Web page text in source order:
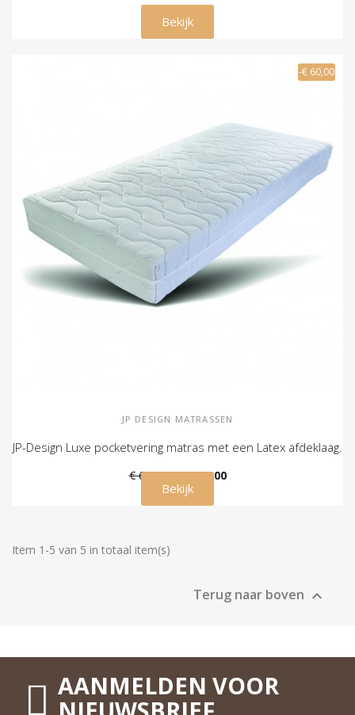
€ 445,00
Bekijk
-€ 60,00
JP DESIGN MATRASSEN
JP-Design Luxe pocketvering matras met een Latex afdeklaag.
€ 619,00 € 559,00
Bekijk
Item 1-5 van 5 in totaal item(s)
Terug naar boven 
AANMELDEN VOOR